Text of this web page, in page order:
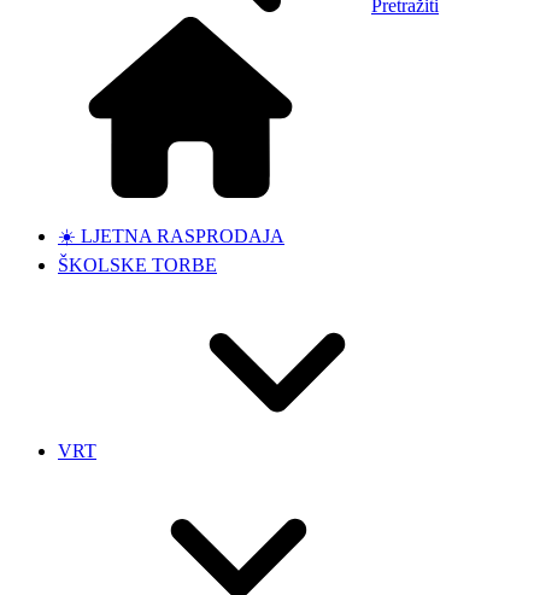
Pretražiti
☀️ LJETNA RASPRODAJA
ŠKOLSKE TORBE
VRT